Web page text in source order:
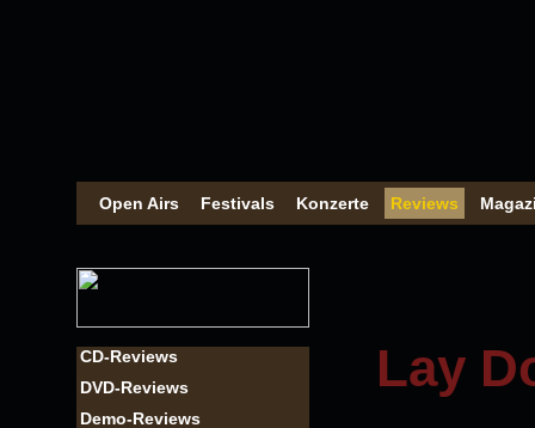
Open Airs Festivals Konzerte Reviews
CD-Reviews
DVD-Reviews
Demo-Reviews
Lay